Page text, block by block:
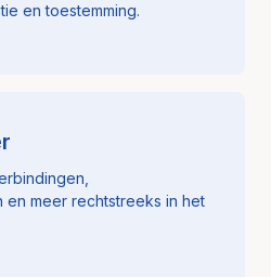
en toestemming.
meer rechtstreeks in het